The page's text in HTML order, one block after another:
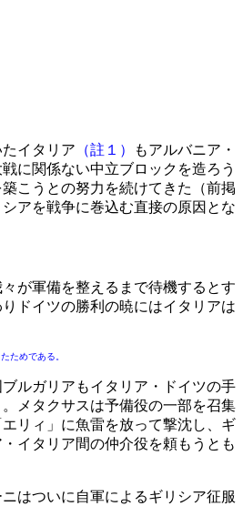
イタリア （註１）
もアルバニア・
に関係ない中立ブロックを造ろう
こうとの努力を続けてきた（前掲
アを戦争に巻込む直接の原因とな
が軍備を整えるまで待機するとす
ドイツの勝利の暁にはイタリアは
ためである。
ルガリアもイタリア・ドイツの手
メタクサスは予備役の一部を召集
リィ」に魚雷を放って撃沈し、ギ
イタリア間の仲介役を頼もうとも
はついに自軍によるギリシア征服